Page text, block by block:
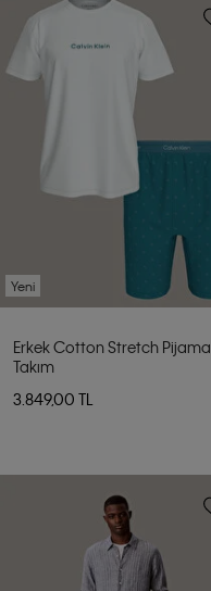
Yeni
Erkek Cotton Stretch Pijama
Takım
3.849,00 TL